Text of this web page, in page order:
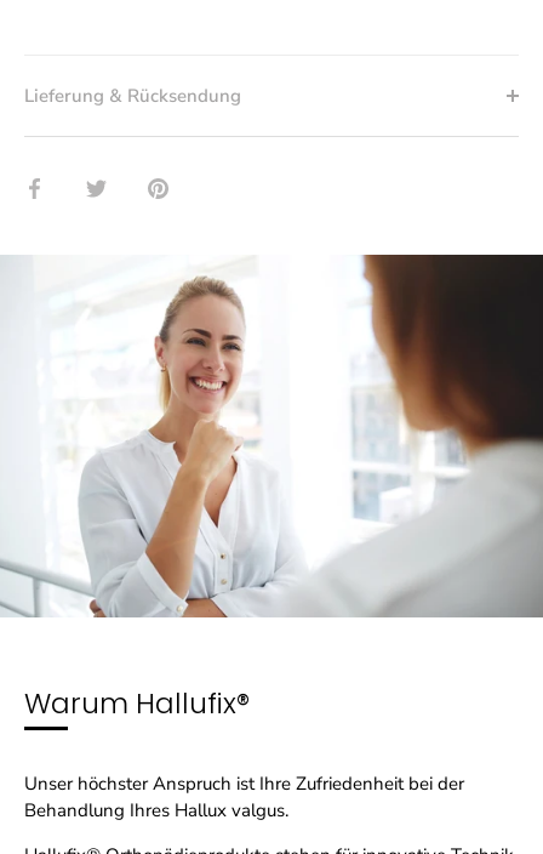
Lieferung & Rücksendung
Teilen TwitternPinnen
Warum Hallufix®
Unser höchster Anspruch ist Ihre Zufriedenheit bei der
Behandlung Ihres Hallux valgus.